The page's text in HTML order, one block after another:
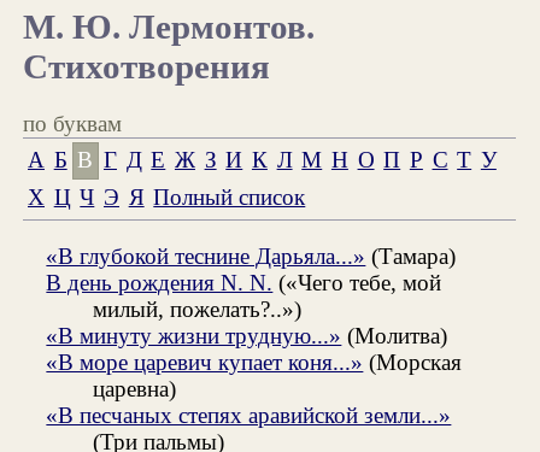
М. Ю. Лермонтов.
Стихотворения
по буквам
А Б В Г Д Е Ж З И К Л М Н О П Р С Т У
Х Ц Ч Э Я Полный список
«В глубокой теснине Дарьяла...» (Тамара)
В день рождения N. N. («Чего тебе, мой
милый, пожелать?..»)
«В минуту жизни трудную...» (Молитва)
«В море царевич купает коня...» (Морская
царевна)
«В песчаных степях аравийской земли...»
(Три пальмы)